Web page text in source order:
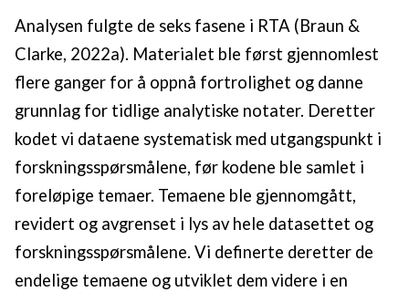
Analysen fulgte de seks fasene i RTA (Braun &
Clarke, 2022a). Materialet ble først gjennomlest
flere ganger for å oppnå fortrolighet og danne
grunnlag for tidlige analytiske notater. Deretter
kodet vi dataene systematisk med utgangspunkt i
forskningsspørsmålene, før kodene ble samlet i
foreløpige temaer. Temaene ble gjennomgått,
revidert og avgrenset i lys av hele datasettet og
forskningsspørsmålene. Vi definerte deretter de
endelige temaene og utviklet dem videre i en